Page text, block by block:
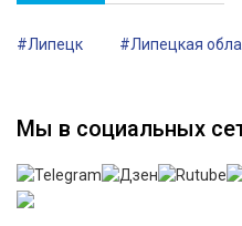
#Липецк #Липецкая
Мы в социальных